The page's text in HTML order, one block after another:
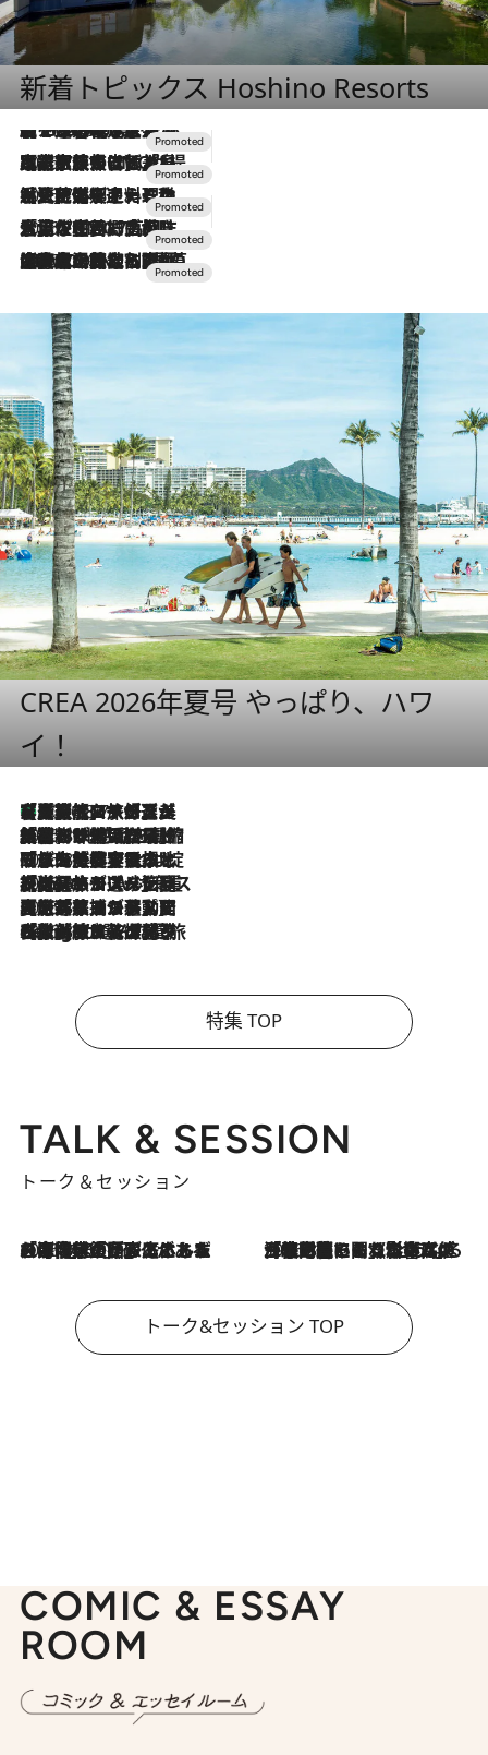
新着トピックス Hoshino Resorts
2026.8.7
【トンボの足水浴】ヒノキの香りに包まれて涼感マックス！約13℃の湧水かけ流しを避暑地「星野温泉 トンボの湯」で体験
2026.7.31
【ホテル帰省】という選択肢をOMOが提案。家族とほどよい距離を保つには「昼は実家、夜は気兼ねなくホテルで！」
2026.7.24
【夏限定ディナーコース】旬を迎える稚鮎や花ズッキーニなどをイタリア・トスカーナの郷土料理の手法で満喫！
2026.7.17
「土佐和ハーブかき氷」がOMO7高知に登場！生姜、山椒、大葉など目にも舌にも涼を呼ぶ郷土の味
2026.7.10
NEW OPEN！【界 草津】名湯の地に誕生。趣の異なる2種の温泉と上州ならではの会席・蕎麦割烹など美食を味わう究極の癒やし旅
CREA 2026年夏号 やっぱり、ハワ
イ！
2026.8.7
【厳選旅コスメ】「多機能アイテムがメイン！」旅好き美容エディターが選んだ夏旅ベストコスメを発表【Mサイズジップ】
2026.8.6
「荷物が増えるほど旅ストレスは増す」美容ジャーナリストがたどり着いた最終結論。“化粧品を劇的に減らす”感動の凝縮美容とは
2026.8.6
「旅先には金髪ウィッグを持参」日本と同じメイクでは損してる!? 美容ジャーナリストが提案する“掟破りの旅美容”とは
2026.8.6
【厳選旅コスメ】「身軽さ＆UV対策重視！」ヘアアーティストshucoが選んだ夏旅ベストコスメを発表【Mサイズジップ】
2026.8.5
【厳選旅コスメ】国内をあちこち移動する河井菜摘が選んだ夏旅ベストコスメ発表！「リラックスアイテムはマスト」【Mサイズジップ】
2026.8.4
【厳選旅コスメ】「紫外線＆乾燥対策しながらメイク感も！」ヘア＆メイクGeorgeが選んだ夏旅ベストコスメを発表！【Mサイズジップ】
特集 TOP
TALK & SESSION
トーク＆セッション
2026.8.3
「今後値上げがあるとすれば…」「リスクがあるのは今年の冬」エネルギー専門家が語る、ホルムズ海峡封鎖が家庭にもたらす“ある心配” 2026.8.3
「住宅建てられない…」「サーチャージ料の高値が続いている」ホルムズ海峡封鎖による影響はいつまで続く？《エネルギー専門家に聞く“どうなる日本の暮らし”》
トーク&セッション TOP
COMIC & ESSAY
ROOM